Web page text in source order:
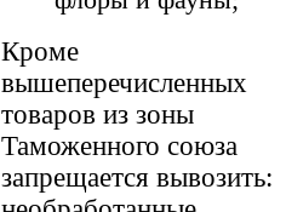
Кроме
вышеперечисленных
товаров из зоны
Таможенного союза
запрещается вывозить: